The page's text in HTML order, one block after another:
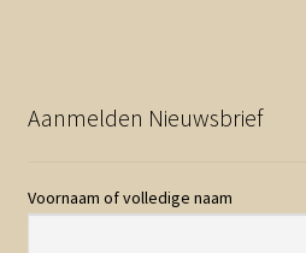
Aanmelden Nieuwsbrief
Voornaam of volledige naam